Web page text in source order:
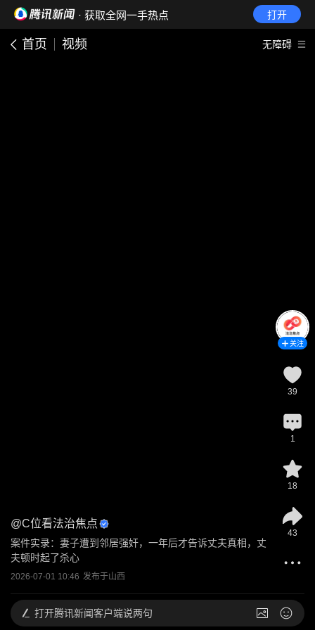
· 获取全网一手热点 打开
首页 视频 无障碍
@C位看法治焦点
案件实录：妻子遭到邻居强奸，一年后才告诉丈夫真相，丈
夫顿时起了杀心
2026-07-01 10:46 发布于山西
关注
39
1
18
43
打开腾讯新闻客户端说两句